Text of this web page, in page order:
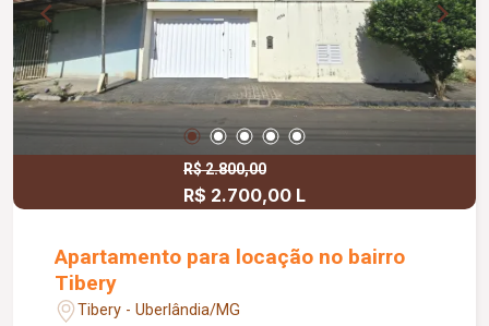
acabamento em gesso; Piscina aquecida com
32,00 m²; Venda com toda a mobília e 06
aparelhos de ar-condicionado inclusos.
R$ 2.800,00
R$ 2.700,00 L
Apartamento para locação no bairro
Tibery
Tibery - Uberlândia/MG